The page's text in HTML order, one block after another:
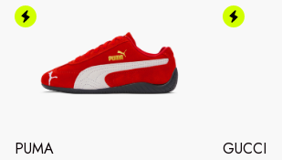
PUMA GUCCI